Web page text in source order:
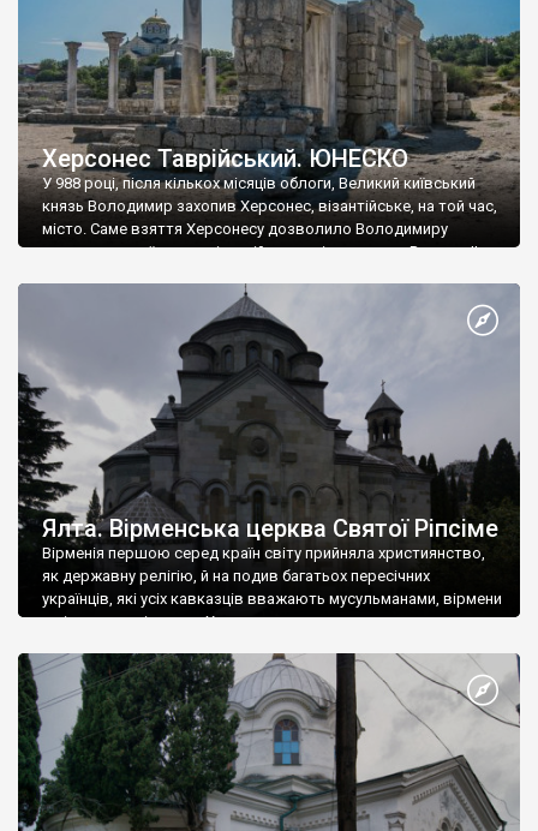
Херсонес Таврійський. ЮНЕСКО
У 988 році, після кількох місяців облоги, Великий київський
князь Володимир захопив Херсонес, візантійське, на той час,
місто. Саме взяття Херсонесу дозволило Володимиру
диктувати свої умови візантійському імператору Василю ІІ, та
Херсонесі Володимир-язичник, став Василем-християнином.
А потім було Хрещення Русі. На честь Херсонесу Таврійського
Ялта. Вірменська церква Святої Ріпсіме
Вірменія першою серед країн світу прийняла християнство,
як державну релігію, й на подив багатьох пересічних
українців, які усіх кавказців вважають мусульманами, вірмени
є відданими вірянами Христа